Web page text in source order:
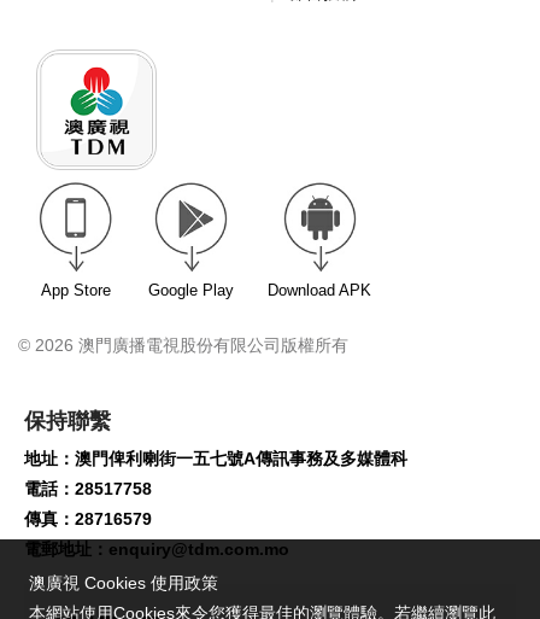
App Store Google Play Download APK
© 2026 澳門廣播電視股份有限公司版權所有
保持聯繫
地址：澳門俾利喇街一五七號A傳訊事務及多媒體科
電話：28517758
傳真：28716579
電郵地址： enquiry@tdm.com.mo
澳廣視 Cookies 使用政策
本網站使用Cookies來令您獲得最佳的瀏覽體驗。若繼續瀏覽此